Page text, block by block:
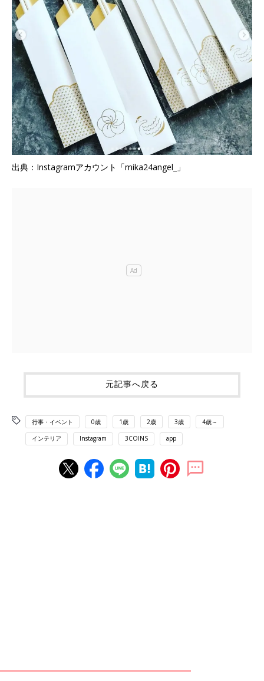
出典：Instagramアカウント「mika24angel_」
元記事へ戻る
行事・イベント 0歳 1歳 2歳 3歳 4歳～
インテリア Instagram 3COINS app